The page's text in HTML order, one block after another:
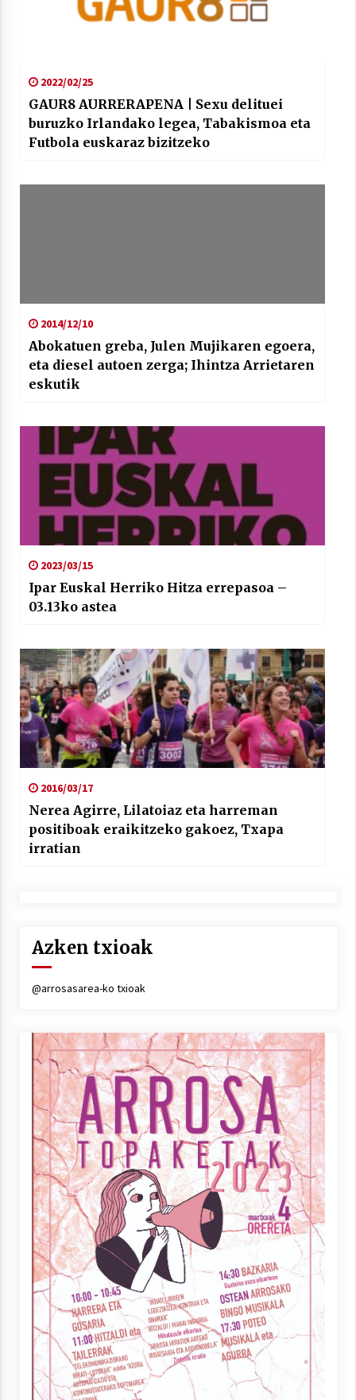
2022/02/25
GAUR8 AURRERAPENA | Sexu delituei
buruzko Irlandako legea, Tabakismoa eta
Futbola euskaraz bizitzeko
2014/12/10
Abokatuen greba, Julen Mujikaren egoera,
eta diesel autoen zerga; Ihintza Arrietaren
eskutik
2023/03/15
Ipar Euskal Herriko Hitza errepasoa –
03.13ko astea
2016/03/17
Nerea Agirre, Lilatoiaz eta harreman
positiboak eraikitzeko gakoez, Txapa
irratian
Azken txioak
@arrosasarea-ko txioak